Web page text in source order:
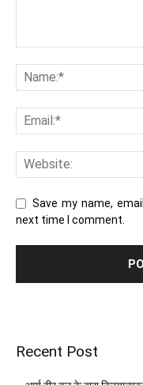
Save my name,
next time I comment.
Recent Post